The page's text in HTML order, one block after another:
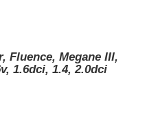
Fluence, Megane III,
1.6dci, 1.4, 2.0dci